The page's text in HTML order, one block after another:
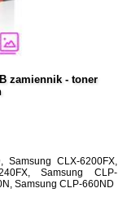
zamiennik - toner
Samsung CLX-6200FX,
Samsung CLP-
Samsung CLP-660ND